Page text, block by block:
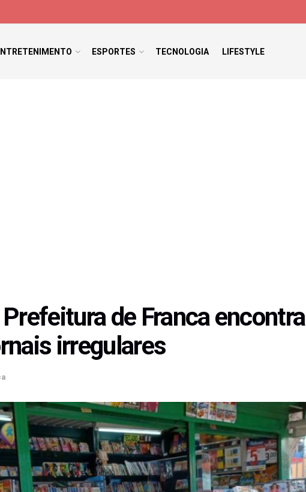
ESPORTES TECNOLOGIA LIFESTYLE
de Franca encontra
irregulares